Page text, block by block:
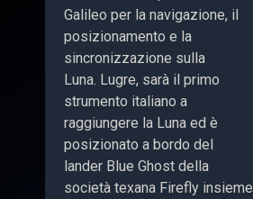
Galileo per la navigazione, il
posizionamento e la
sincronizzazione sulla
Luna. Lugre, sarà il primo
strumento italiano a
raggiungere la Luna ed è
posizionato a bordo del
lander Blue Ghost della
società texana Firefly insieme